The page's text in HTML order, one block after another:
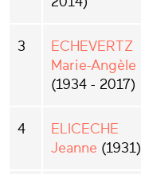
3
ECHEVERTZ
Marie-Angèle
(1934 - 2017)
4
ELICECHE
Jeanne (1931)